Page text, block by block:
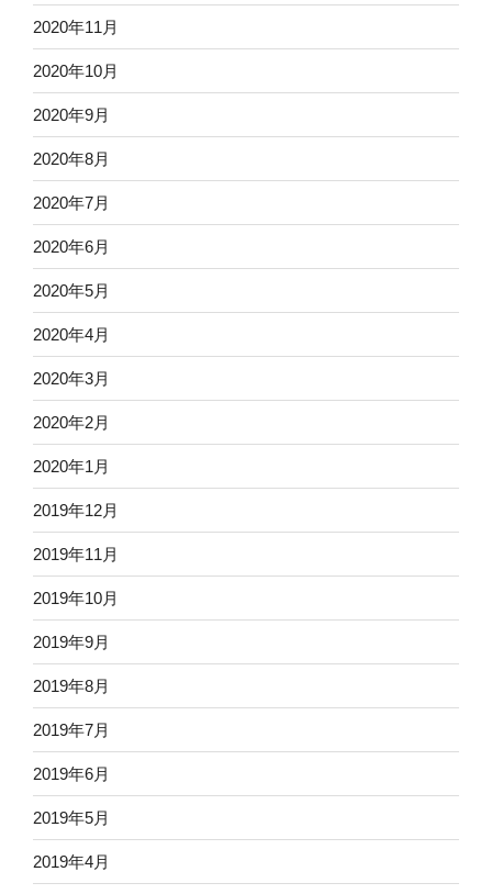
2020年11月
2020年10月
2020年9月
2020年8月
2020年7月
2020年6月
2020年5月
2020年4月
2020年3月
2020年2月
2020年1月
2019年12月
2019年11月
2019年10月
2019年9月
2019年8月
2019年7月
2019年6月
2019年5月
2019年4月